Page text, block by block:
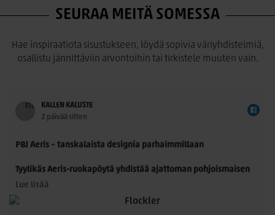
SEURAA MEITÄ SOMESSA
Hae inspiraatiota sisustukseen, löydä sopivia väriyhdistelmiä,
osallistu jännittäviin arvontoihin tai tirkistele muuten vain.
KALLEN KALUSTE
2 päivää sitten
PBJ Aeris – tanskalaista designia parhaimmillaan
Tyylikäs Aeris-ruokapöytä yhdistää ajattoman pohjoismaisen
muotoilun ja käytännöllisyyden. Morten Svendsenin
suunnittelemassa pöydässä on kauniisti muotoillut
massiivitammijalat ja useita laadukkaita kansivaihtoehtoja.
Lue lisää